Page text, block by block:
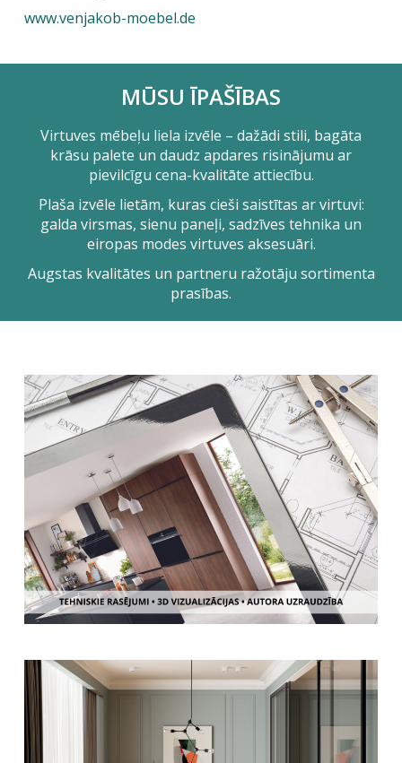
www.venjakob-moebel.de
MŪSU ĪPAŠĪBAS
Virtuves mēbeļu liela izvēle – dažādi stili, bagāta
krāsu palete un daudz apdares risinājumu ar
pievilcīgu cena-kvalitāte attiecību.
Plaša izvēle lietām, kuras cieši saistītas ar virtuvi:
galda virsmas, sienu paneļi, sadzīves tehnika un
eiropas modes virtuves aksesuāri.
Augstas kvalitātes un partneru ražotāju sortimenta
prasības.